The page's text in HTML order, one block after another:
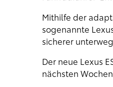
Mithilfe der
sogenannte
sicherer
Der neue Lexus
nächsten